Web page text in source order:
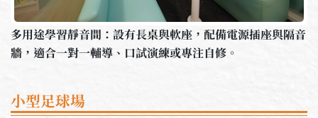
多用途學習靜音間：設有長桌與軟座，配備電源插座與隔音
牆，適合一對一輔導、口試演練或專注自修。
小型足球場